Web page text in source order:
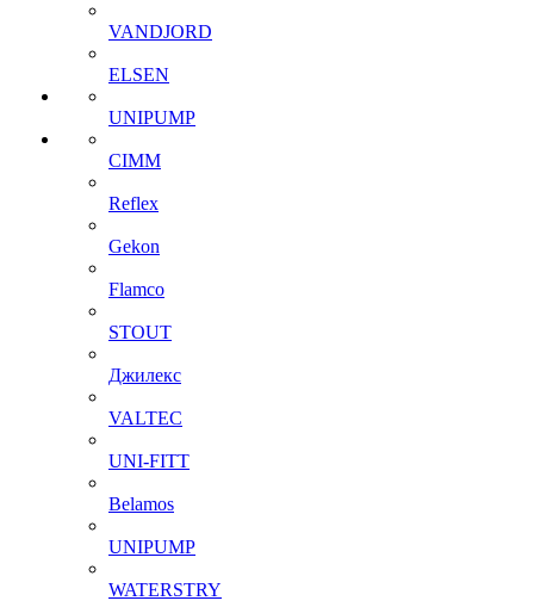
VANDJORD
ELSEN
UNIPUMP
CIMM
Reflex
Gekon
Flamco
STOUT
Джилекс
VALTEC
UNI-FITT
Belamos
UNIPUMP
WATERSTRY